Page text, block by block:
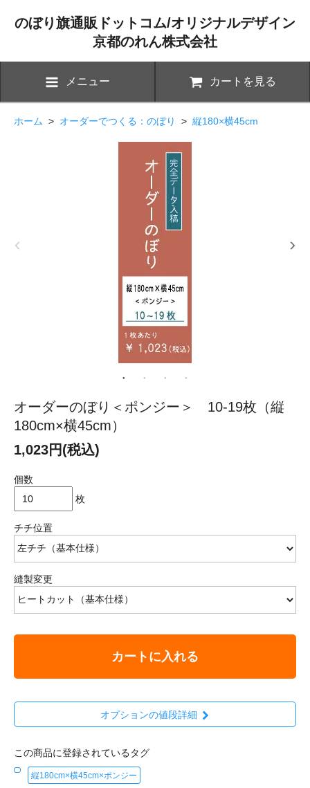
のぼり旗通販ドットコム/オリジナルデザイン
京都のれん株式会社
メニュー カートを見る
ホーム > オーダーでつくる：のぼり > 縦180×横45cm
オーダーのぼり＜ポンジー＞ 10-19枚（縦
180cm×横45cm）
1,023円(税込)
個数
枚
チチ位置
縫製変更
カートに入れる
オプションの値段詳細
この商品に登録されているタグ
縦180cm×横45cm×ポンジー